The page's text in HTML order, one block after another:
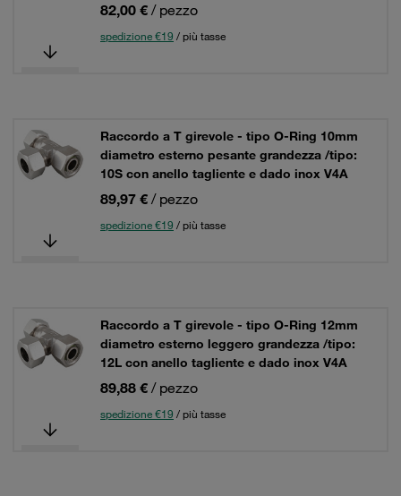
82,00 € / pezzo
spedizione €19 / più tasse
Raccordo a T girevole - tipo O-Ring 10mm
diametro esterno pesante grandezza /tipo:
10S con anello tagliente e dado inox V4A
89,97 € / pezzo
spedizione €19 / più tasse
Raccordo a T girevole - tipo O-Ring 12mm
diametro esterno leggero grandezza /tipo:
12L con anello tagliente e dado inox V4A
89,88 € / pezzo
spedizione €19 / più tasse